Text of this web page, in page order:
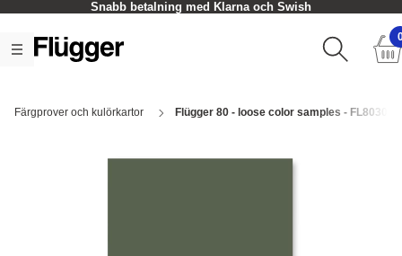
Snabb betalning med Klarna och Swish
Färgprover och kulörkartor Flügger 80 - loose color samples - FL8030